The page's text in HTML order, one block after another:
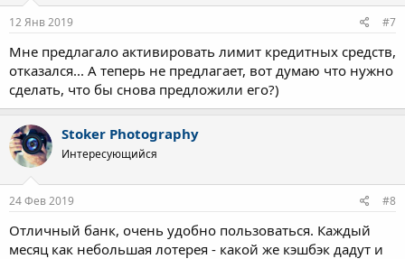
12 Янв 2019 #7
Мне предлагало активировать лимит кредитных средств,
отказался... А теперь не предлагает, вот думаю что нужно
сделать, что бы снова предложили его?)
Stoker Photography
Интересующийся
24 Фев 2019 #8
Отличный банк, очень удобно пользоваться. Каждый
месяц как небольшая лотерея - какой же кэшбэк дадут и